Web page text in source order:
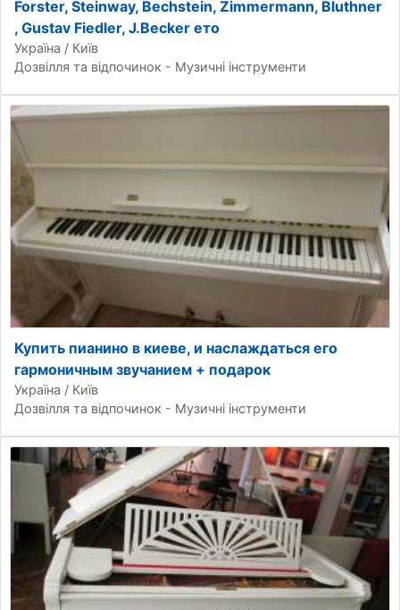
Forster, Steinway, Bechstein, Zimmermann, Bluthner
, Gustav Fiedler, J.Becker ето
Україна / Київ
Дозвілля та відпочинок - Музичні інструменти
Купить пианино в киеве, и наслаждаться его
гармоничным звучанием + подарок
Україна / Київ
Дозвілля та відпочинок - Музичні інструменти